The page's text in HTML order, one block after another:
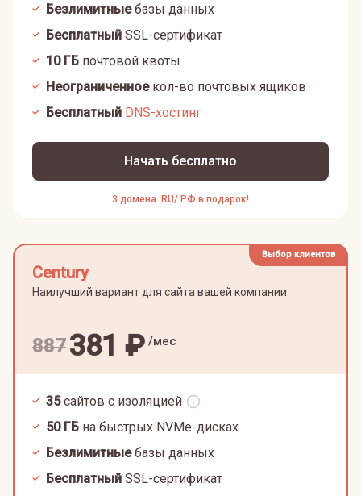
Безлимитныебазы данных
Бесплатный SSL-сертификат
10ГБ почтовой квоты
Неограниченноекол-во почтовых ящиков
Бесплатный DNS-хостинг
Начать бесплатно
3 домена .RU/.РФ в подарок!
Выбор клиентов
Century
Наилучший вариант для сайта вашей компании
887381 ₽ /мес
35 сайтов с изоляцией
50ГБ на быстрых NVMe-дисках
Безлимитныебазы данных
Бесплатный SSL-сертификат